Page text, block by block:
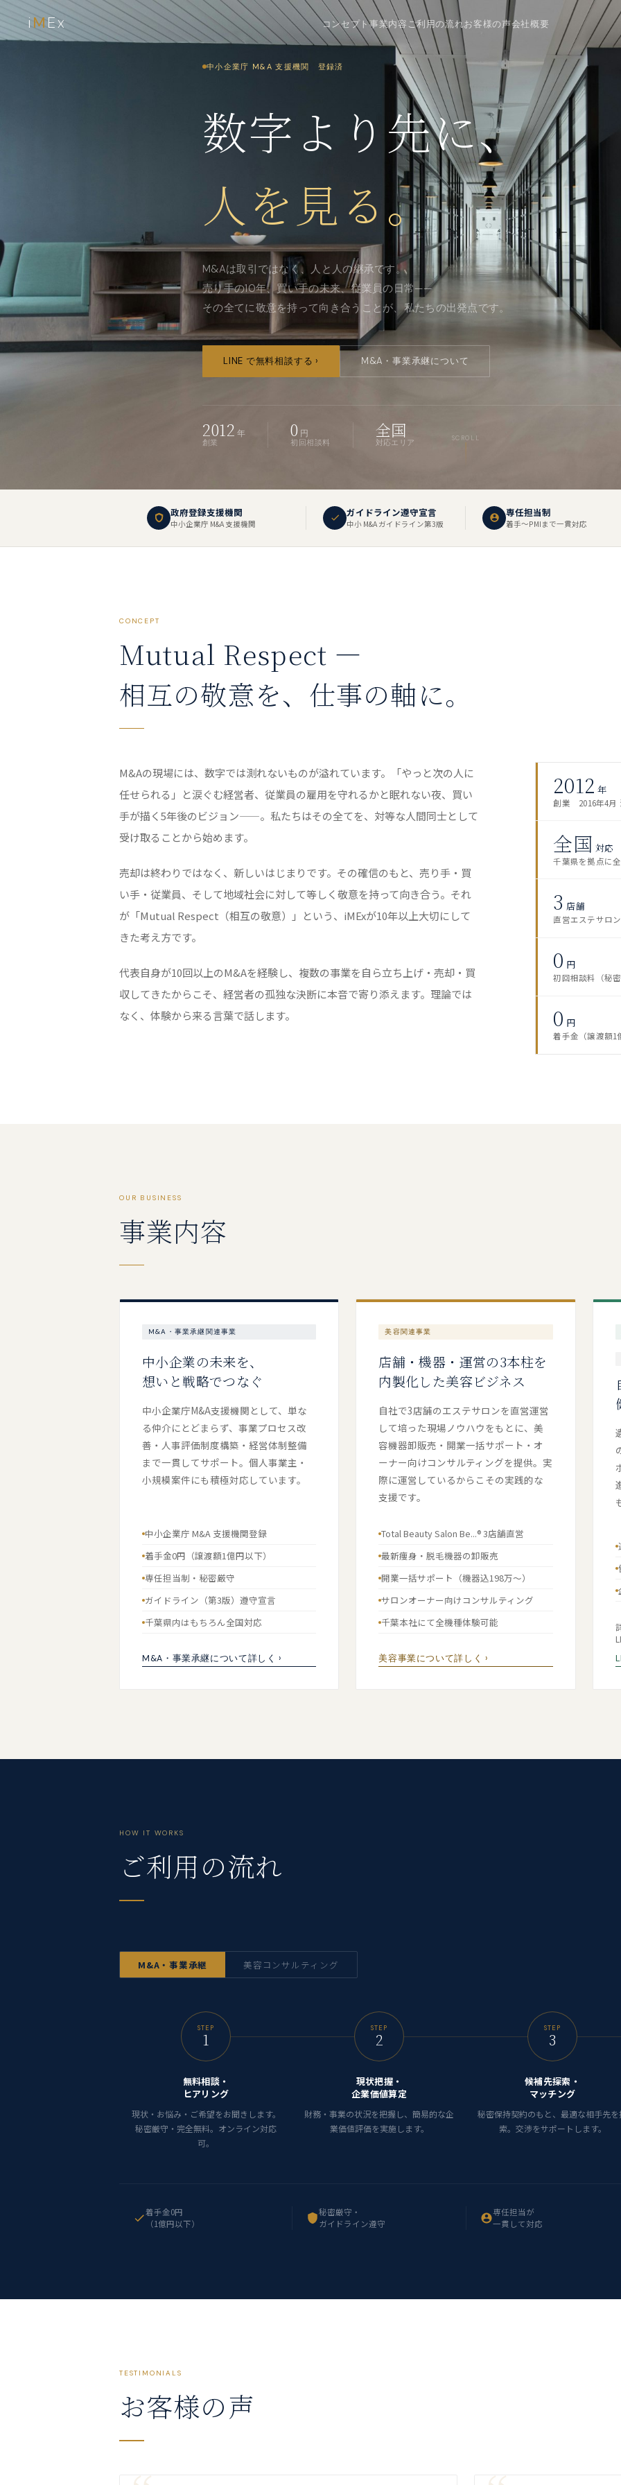
i M Ex コンセプト事業内容 ご利用の流れお客様の声会社概要
中小企業庁 M&A 支援機関 登録済
数字より先に、
人を見る。
M&Aは取引ではなく、人と人の継承です。
売り手の10年、買い手の未来、従業員の日常——
その全てに敬意を持って向き合うことが、私たちの出発点です。
LINE で無料相談する › M&A・事業承継について
2012 年
創業
0 円
初回相談料
全国
対応エリア SCROLL
政府登録支援機関
中小企業庁 M&A 支援機関
ガイドライン遵守宣言
中小 M&A ガイドライン第3版
専任担当制
着手〜PMIまで一貫対応
CONCEPT
Mutual Respect —
相互の敬意を、仕事の軸に。
M&Aの現場には、数字では測れないものが溢れています。「やっと次の人に
任せられる」と涙ぐむ経営者、従業員の雇用を守れるかと眠れない夜、買い
手が描く5年後のビジョン——。私たちはその全てを、対等な人間同士として
受け取ることから始めます。
売却は終わりではなく、新しいはじまりです。その確信のもと、売り手・買
い手・従業員、そして地域社会に対して等しく敬意を持って向き合う。それ
が「Mutual Respect（相互の敬意）」という、iMExが10年以上大切にして
きた考え方です。
代表自身が10回以上のM&Aを経験し、複数の事業を自ら立ち上げ・売却・買
収してきたからこそ、経営者の孤独な決断に本音で寄り添えます。理論では
なく、体験から来る言葉で話します。
2012 年
創業 2016年4月
全国 対応
千葉県を拠点に
3 店舗
直営エステサロ
0 円
初回相談料（秘密
0 円
着手金（譲渡額1
OUR BUSINESS
事業内容
M&A・事業承継関連事業
中小企業の未来を、
想いと戦略でつなぐ
中小企業庁M&A支援機関として、単な
る仲介にとどまらず、事業プロセス改
善・人事評価制度構築・経営体制整備
まで一貫してサポート。個人事業主・
小規模案件にも積極対応しています。
中小企業庁 M&A 支援機関登録
着手金0円（譲渡額1億円以下）
専任担当制・秘密厳守
ガイドライン（第3版）遵守宣言
千葉県内はもちろん全国対応
M&A・事業承継について詳しく ›
美容関連事業
店舗・機器・運営の3本柱を
内製化した美容ビジネス
自社で3店舗のエステサロンを直営運営
して培った現場ノウハウをもとに、美
容機器卸販売・開業一括サポート・オ
ーナー向けコンサルティングを提供。実
際に運営しているからこその実践的な
支援です。
Total Beauty Salon Be...® 3店舗直営
最新痩身・脱毛機器の卸販売
開業一括サポート（機器込198万〜）
サロンオーナー向けコンサルティング
千葉本社にて全機種体験可能
美容事業について詳しく ›
HOW IT WORKS
ご利用の流れ
M&A・事業承継 美容コンサルティング
STEP
1
無料相談・
ヒアリング
現状・お悩み・ご希望をお聞きします。
秘密厳守・完全無料。オンライン対応
可。
STEP
2
現状把握・
企業価値算定
財務・事業の状況を把握し、簡易的な企
業価値評価を実施します。
STEP
3
候補先探索・
マッチング
秘密保持契約のもと、最適な相手先を
索。交渉をサポートします。
着手金0円
（1億円以下）
秘密厳守・
ガイドライン遵守
専任担当が
一貫して対応
TESTIMONIALS
お客様の声